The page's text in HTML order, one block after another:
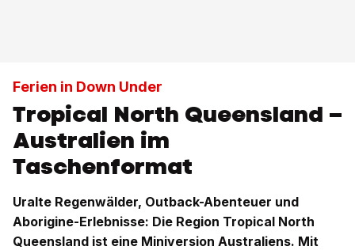
Ferien in Down Under
Tropical North Queensland –
Australien im
Taschenformat
Uralte Regenwälder, Outback-Abenteuer und
Aborigine-Erlebnisse: Die Region Tropical North
Queensland ist eine Miniversion Australiens. Mit